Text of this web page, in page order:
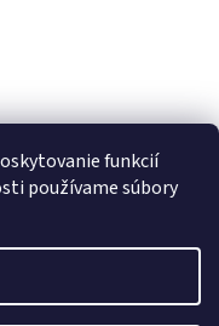
funkcií
používame súbory